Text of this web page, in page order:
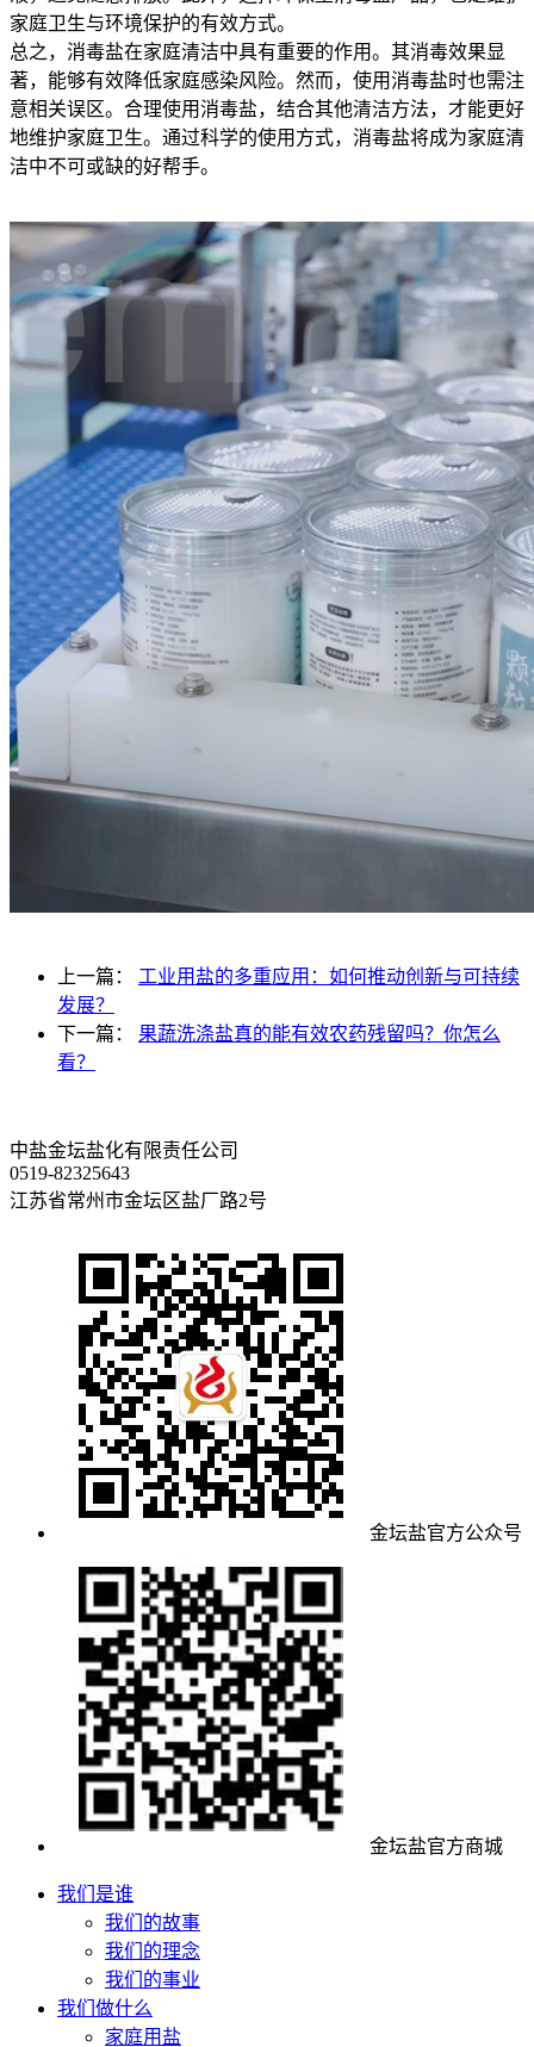
家庭卫生与环境保护的有效方式。
总之，消毒盐在家庭清洁中具有重要的作用。其消毒效果显
著，能够有效降低家庭感染风险。然而，使用消毒盐时也需注
意相关误区。合理使用消毒盐，结合其他清洁方法，才能更好
地维护家庭卫生。通过科学的使用方式，消毒盐将成为家庭清
洁中不可或缺的好帮手。
上一篇： 工业用盐的多重应用：如何推动创新与可持续
发展？
下一篇： 果蔬洗涤盐真的能有效农药残留吗？你怎么
看？
中盐金坛盐化有限责任公司
0519-82325643
江苏省常州市金坛区盐厂路2号
金坛盐官方公众号
金坛盐官方商城
我们是谁
我们的故事
我们的理念
我们的事业
我们做什么
家庭用盐